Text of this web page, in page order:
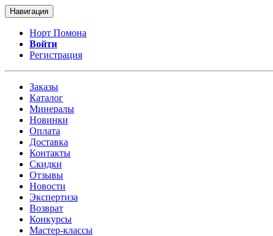
Навигация
Норт Помона
Войти
Регистрация
Заказы
Каталог
Минералы
Новинки
Оплата
Доставка
Контакты
Скидки
Отзывы
Новости
Экспертиза
Возврат
Конкурсы
Мастер-классы